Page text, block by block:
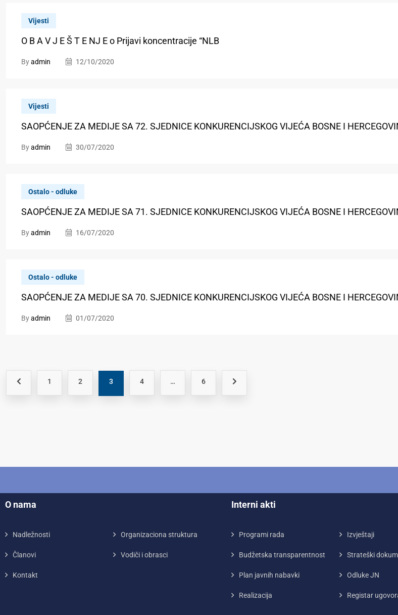
Vijesti
O B A V J E Š T E NJ E o Prijavi koncentracije “NLB
Byadmin 12/10/2020
Vijesti
SAOPĆENJE ZA MEDIJE SA 72. SJEDNICE KONKURENCIJSKOG VIJEĆA BOSNE I
Byadmin 30/07/2020
Ostalo - odluke
SAOPĆENJE ZA MEDIJE SA 71. SJEDNICE KONKURENCIJSKOG VIJEĆA BOSNE I
Byadmin 16/07/2020
Ostalo - odluke
SAOPĆENJE ZA MEDIJE SA 70. SJEDNICE KONKURENCIJSKOG VIJEĆA BOSNE I
Byadmin 01/07/2020
1 2 3 4 … 6
O nama
Nadležnosti Organizaciona struktura
Članovi Vodiči i obrasci
Kontakt
Interni akti
Programi rada Izvještaji
Budžetska transparentnost Strateški
Plan javnih nabavki Odluke JN
Realizacija Registar